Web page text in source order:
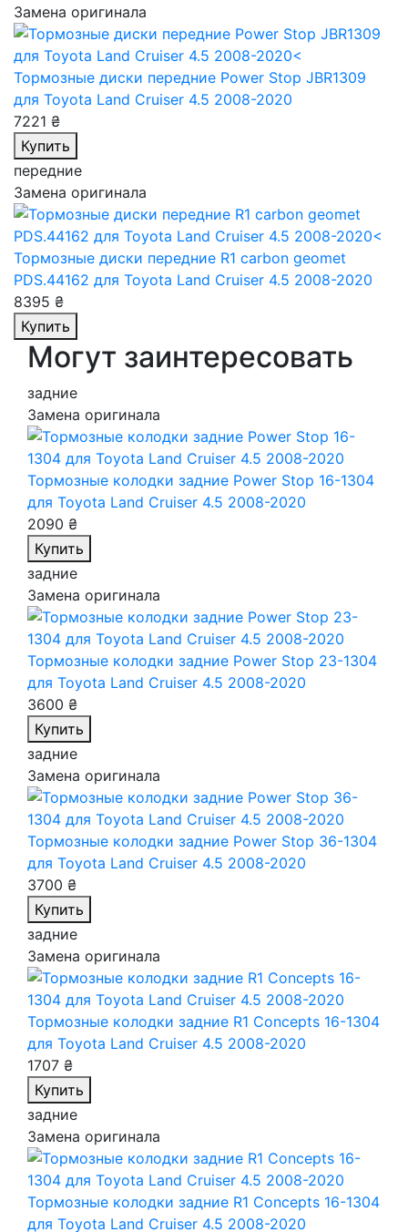
Замена оригинала
Тормозные диски передние Power Stop JBR1309
для Toyota Land Cruiser 4.5 2008-2020
7221 ₴
Купить
передние
Замена оригинала
Тормозные диски передние R1 carbon geomet
PDS.44162 для Toyota Land Cruiser 4.5 2008-2020
8395 ₴
Купить
Могут заинтересовать
задние
Замена оригинала
Тормозные колодки задние Power Stop 16-1304
для Toyota Land Cruiser 4.5 2008-2020
2090 ₴
Купить
задние
Замена оригинала
Тормозные колодки задние Power Stop 23-1304
для Toyota Land Cruiser 4.5 2008-2020
3600 ₴
Купить
задние
Замена оригинала
Тормозные колодки задние Power Stop 36-1304
для Toyota Land Cruiser 4.5 2008-2020
3700 ₴
Купить
задние
Замена оригинала
Тормозные колодки задние R1 Concepts 16-1304
для Toyota Land Cruiser 4.5 2008-2020
1707 ₴
Купить
задние
Замена оригинала
Тормозные колодки задние R1 Concepts 16-1304
для Toyota Land Cruiser 4.5 2008-2020